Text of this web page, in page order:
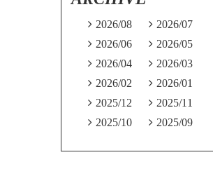
 2026/08  2026/07
 2026/06  2026/05
 2026/04  2026/03
 2026/02  2026/01
 2025/12  2025/11
 2025/10  2025/09